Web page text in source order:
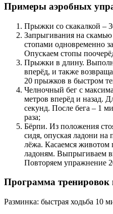
Примеры аэробных
Прыжки со скакалкой –
Запрыгивания на
стопами одновременно
Опускаем стопы
Прыжки в длину.
вперёд, и также
20 прыжков в быстром
Челночный бег с
метров вперёд и назад.
секунд. После бега – 1
раза;
Бёрпи. Из положения
сидя, опуская ладони
лёжа. Касаемся
ладоням. Выпрыгиваем
Повторяем упражнение
Программа тренировок
Разминка: быстрая ходьба 10